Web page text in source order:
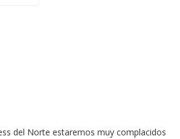
del Norte estaremos muy complacidos